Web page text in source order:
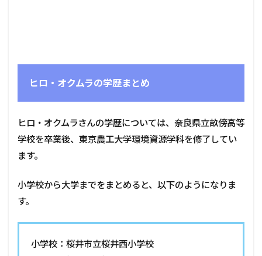
ヒロ・オクムラの学歴まとめ
ヒロ・オクムラさんの学歴については、奈良県立畝傍高等
学校を卒業後、東京農工大学環境資源学科を修了してい
ます。
小学校から大学までをまとめると、以下のようになりま
す。
小学校：桜井市立桜井西小学校